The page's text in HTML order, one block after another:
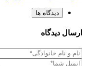
دیدگاه ها
ارسال دیدگاه